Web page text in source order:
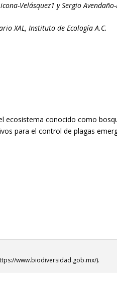
Velásquez1 y Sergio Avendaño-
XAL, Instituto de Ecología A.C.
ecosistema conocido como
para el control de plagas
www.biodiversidad.gob.mx/).